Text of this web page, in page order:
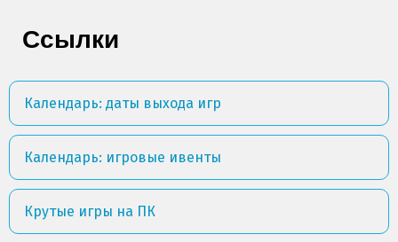
Ссылки
Календарь: даты выхода игр
Календарь: игровые ивенты
Крутые игры на ПК